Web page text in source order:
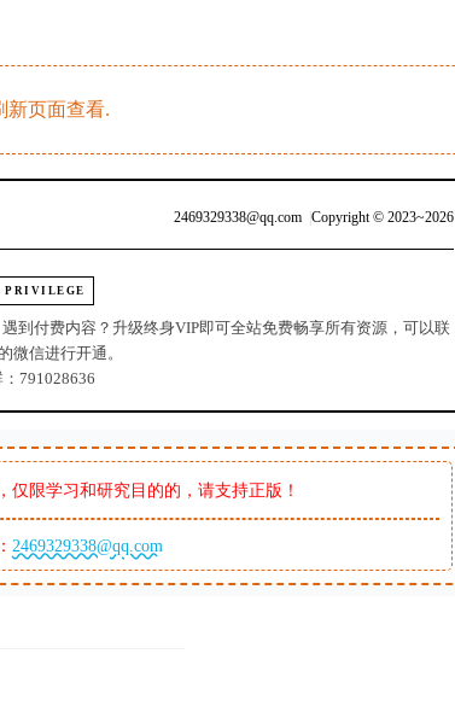
新页面查看.
2469329338@qq.com Copyright © 2023~2026
PRIVILEGE
遇到付费内容？升级终身VIP即可全站免费畅享所有资源，可以联
微信进行开通。
：791028636
限学习和研究目的的，请支持正版！
2469329338@qq.com